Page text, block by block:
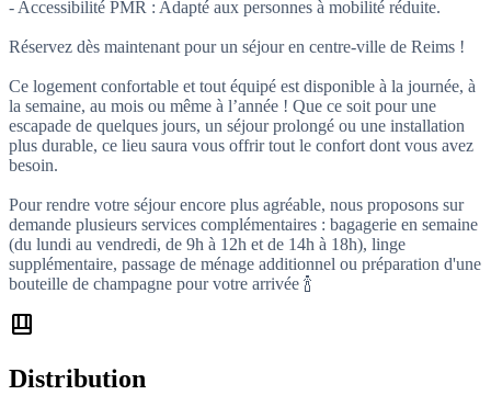
- Accessibilité PMR : Adapté aux personnes à mobilité réduite.
Réservez dès maintenant pour un séjour en centre-ville de Reims !
Ce logement confortable et tout équipé est disponible à la journée, à
la semaine, au mois ou même à l’année ! Que ce soit pour une
escapade de quelques jours, un séjour prolongé ou une installation
plus durable, ce lieu saura vous offrir tout le confort dont vous avez
besoin.
Pour rendre votre séjour encore plus agréable, nous proposons sur
demande plusieurs services complémentaires : bagagerie en semaine
(du lundi au vendredi, de 9h à 12h et de 14h à 18h), linge
supplémentaire, passage de ménage additionnel ou préparation d'une
bouteille de champagne pour votre arrivée 🍾
shelf_position
Distribution